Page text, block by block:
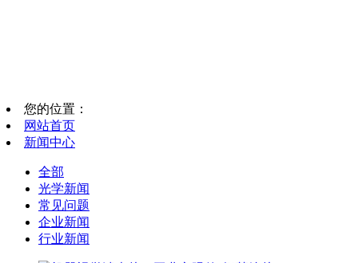
您的位置：
网站首页
新闻中心
全部
光学新闻
常见问题
企业新闻
行业新闻